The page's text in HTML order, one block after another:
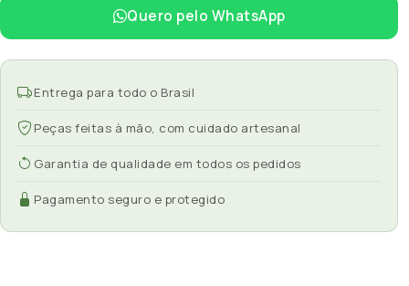
Quero pelo WhatsApp
Entrega para todo o Brasil
Peças feitas à mão, com cuidado artesanal
Garantia de qualidade em todos os pedidos
Pagamento seguro e protegido